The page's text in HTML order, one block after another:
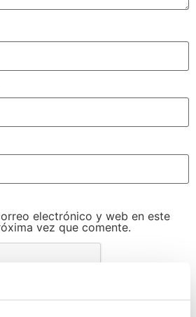
electrónico y web en este
vez que comente.